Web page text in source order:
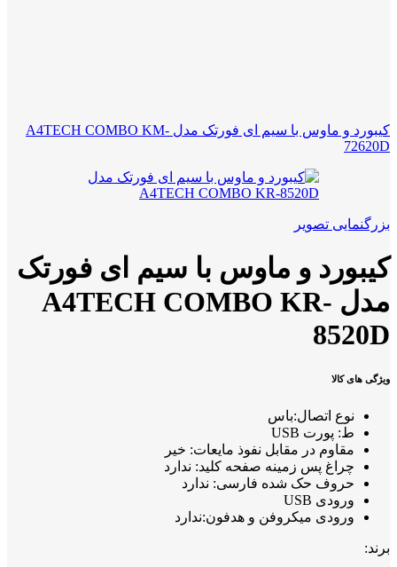
کیبورد و ماوس با سیم ای فورتک مدل A4TECH COMBO KM-
72620D
بزرگنمایی تصویر
کیبورد و ماوس با سیم ای فورتک
مدل A4TECH COMBO KR-
8520D
ویژگی های کالا
نوع اتصال:باس
ط: پورت USB
مقاوم در مقابل نفوذ مایعات: خیر
چراغ‌ پس زمینه صفحه کلید: ندارد
حروف حک شده فارسی: ندارد
ورودی USB
ورودی میکروفن و هدفون:ندارد
برند: